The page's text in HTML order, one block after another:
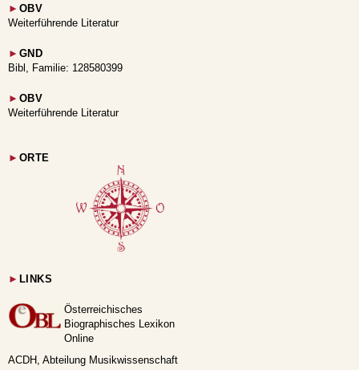
► OBV
Weiterführende Literatur
► GND
Bibl, Familie: 128580399
► OBV
Weiterführende Literatur
► ORTE
► LINKS
Österreichisches
Biographisches Lexikon
Online
ACDH, Abteilung Musikwissenschaft